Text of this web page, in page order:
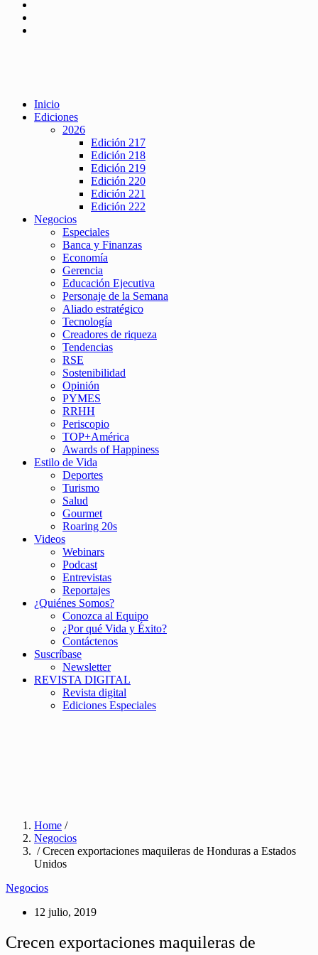
Inicio
Ediciones
2026
Edición 217
Edición 218
Edición 219
Edición 220
Edición 221
Edición 222
Negocios
Especiales
Banca y Finanzas
Economía
Gerencia
Educación Ejecutiva
Personaje de la Semana
Aliado estratégico
Tecnología
Creadores de riqueza
Tendencias
RSE
Sostenibilidad
Opinión
PYMES
RRHH
Periscopio
TOP+América
Awards of Happiness
Estilo de Vida
Deportes
Turismo
Salud
Gourmet
Roaring 20s
Videos
Webinars
Podcast
Entrevistas
Reportajes
¿Quiénes Somos?
Conozca al Equipo
¿Por qué Vida y Éxito?
Contáctenos
Suscríbase
Newsletter
REVISTA DIGITAL
Revista digital
Ediciones Especiales
Home /
Negocios
/ Crecen exportaciones maquileras de Honduras a Estados
Unidos
Negocios
12 julio, 2019
Crecen exportaciones maquileras de